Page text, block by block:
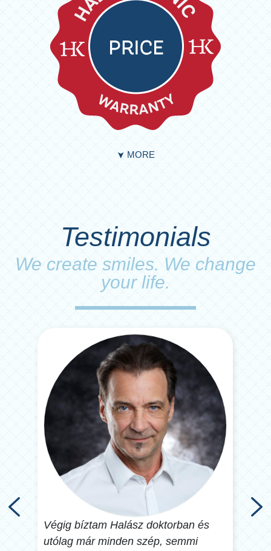
➤ MORE
Testimonials
We create smiles. We change
your life.
Végig bíztam Halász doktorban és
utólag már minden szép, semmi